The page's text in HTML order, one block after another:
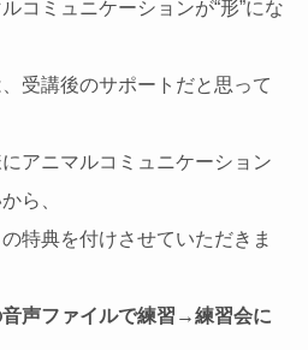
コミュニケーションが“形”にな
受講後のサポートだと思って
アニマルコミュニケーション
ら、
特典を付けさせていただきま
声ファイルで練習→練習会に